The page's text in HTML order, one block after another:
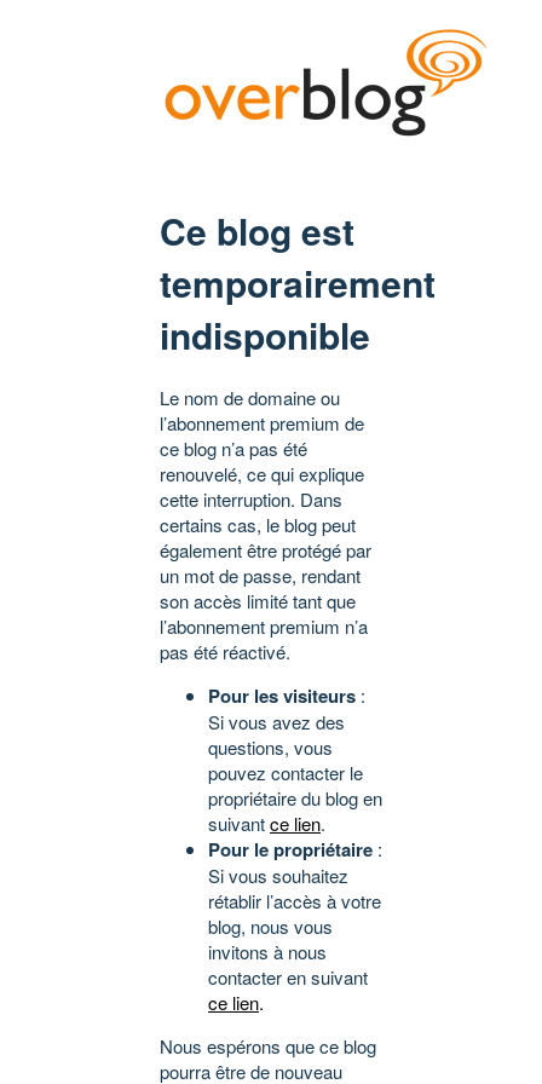
Ce blog est
temporairement
indisponible
Le nom de domaine ou
l’abonnement premium de
ce blog n’a pas été
renouvelé, ce qui explique
cette interruption. Dans
certains cas, le blog peut
également être protégé par
un mot de passe, rendant
son accès limité tant que
l’abonnement premium n’a
pas été réactivé.
Pour les visiteurs :
Si vous avez des
questions, vous
pouvez contacter le
propriétaire du blog en
suivantce lien.
Pour le propriétaire :
Si vous souhaitez
rétablir l’accès à votre
blog, nous vous
invitons à nous
contacter en suivant
ce lien.
Nous espérons que ce blog
pourra être de nouveau